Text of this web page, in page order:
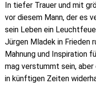
In tiefer Trauer und mit
vor diesem Mann, der es
sein Leben ein
Jürgen Mladek in Frieden
Mahnung und Inspiration
mag verstummt sein,
in künftigen Zeiten